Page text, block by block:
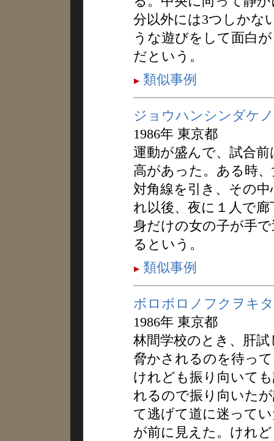
分以外には3つしかな
うな遊びをして面白
だという。
類似事例
ジョウハンシンダケ
1986年 東京都
運動が盛んで、試合
高があった。ある時
対角線を引き、その
れ以後、夜に１人で
身だけの女の子が手
るという。
類似事例
ボロボロノフクヲキ
1986年 東京都
林間学校のとき、肝
脅かされるのを待っ
けれども振り向いて
れるので振り向いた
て逃げて道に迷って
が前に見えた。けれ